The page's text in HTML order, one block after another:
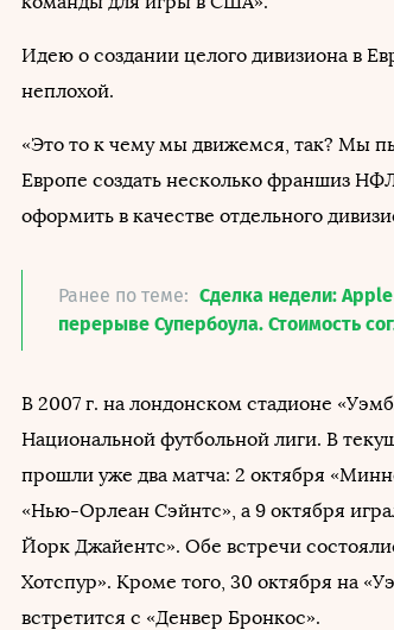
Идею о создании целого дивизиона в
неплохой.
«Это то к чему мы движемся, так? Мы
Европе создать несколько франшиз
оформить в качестве отдельного
Ранее по теме: Сделка недели:
перерыве Супербоула. Стоимость
В 2007 г. на лондонском стадионе
Национальной футбольной лиги. В
прошли уже два матча: 2 октября
«Нью-Орлеан Сэйнтс», а 9 октября
Йорк Джайентс». Обе встречи
Хотспур». Кроме того, 30 октября на
встретится с «Денвер Бронкос».